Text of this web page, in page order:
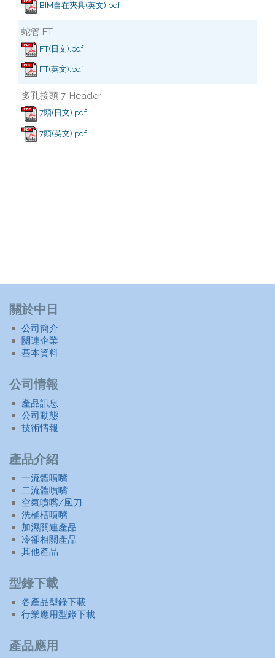
BIM自在夾具(英文).pdf
蛇管 FT
FT(日文).pdf
FT(英文).pdf
多孔接頭 7-Header
7頭(日文).pdf
7頭(英文).pdf
關於中日
公司簡介
關連企業
基本資料
公司情報
產品訊息
公司動態
技術情報
產品介紹
一流體噴嘴
二流體噴嘴
空氣噴嘴/風刀
洗桶槽噴嘴
加濕關連產品
冷卻相關產品
其他產品
型錄下載
各產品型錄下載
行業應用型錄下載
產品應用